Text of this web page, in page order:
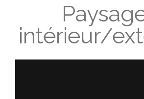
intérieur/